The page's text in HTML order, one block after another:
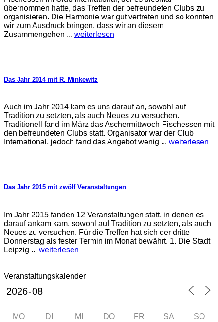
übernommen hatte, das Treffen der befreundeten Clubs zu
organisieren. Die Harmonie war gut vertreten und so konnten
wir zum Ausdruck bringen, dass wir an diesem
Zusammengehen ... weiterlesen
Das Jahr 2014 mit R. Minkewitz
Auch im Jahr 2014 kam es uns darauf an, sowohl auf
Tradition zu setzten, als auch Neues zu versuchen.
Traditionell fand im März das Aschermittwoch-Fischessen mit
den befreundeten Clubs statt. Organisator war der Club
International, jedoch fand das Angebot wenig ... weiterlesen
Das Jahr 2015 mit zwölf Veranstaltungen
Im Jahr 2015 fanden 12 Veranstaltungen statt, in denen es
darauf ankam kam, sowohl auf Tradition zu setzten, als auch
Neues zu versuchen. Für die Treffen hat sich der dritte
Donnerstag als fester Termin im Monat bewährt. 1. Die Stadt
Leipzig ... weiterlesen
Veranstaltungskalender
MO DI MI DO FR SA SO